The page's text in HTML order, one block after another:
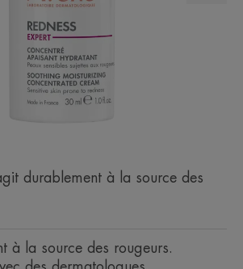
durablement à la source des
à la source des rougeurs.